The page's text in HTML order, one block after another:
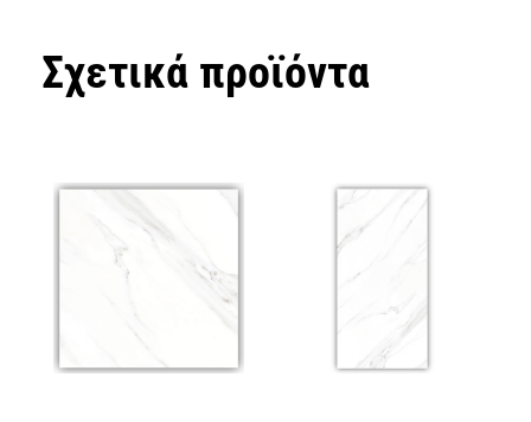
Σχετικά προϊόντα